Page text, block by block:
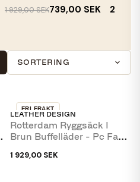
kalvskinn...
1 929,00 SEK739,00 SEK 2
SORTERING
LEATHER DESIGN
Rotterdam Ryggsäck I
Brun Buffelläder - Pc Fack
1 929,00 SEK
FRI FRAKT